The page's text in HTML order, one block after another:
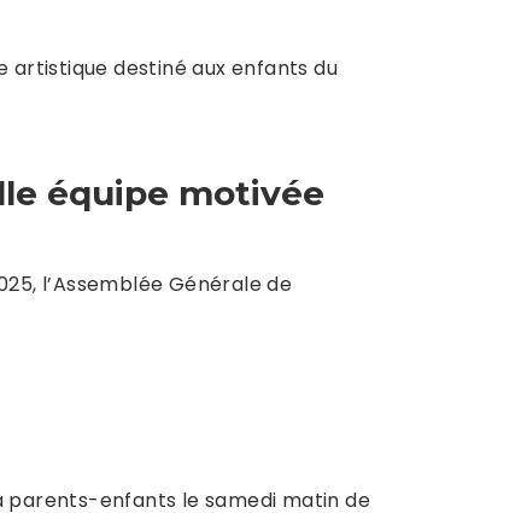
artistique destiné aux enfants du
équipe motivée
l’Assemblée Générale de
parents-enfants le samedi matin de